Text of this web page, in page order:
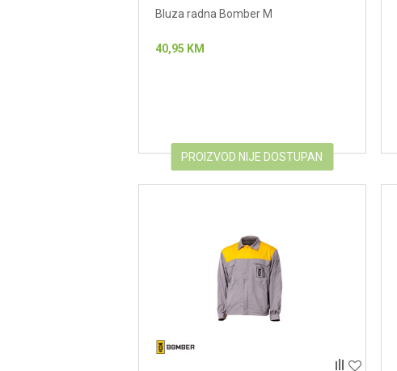
Bluza radna Bomber M
40,95 KM
PROIZVOD NIJE DOSTUPAN